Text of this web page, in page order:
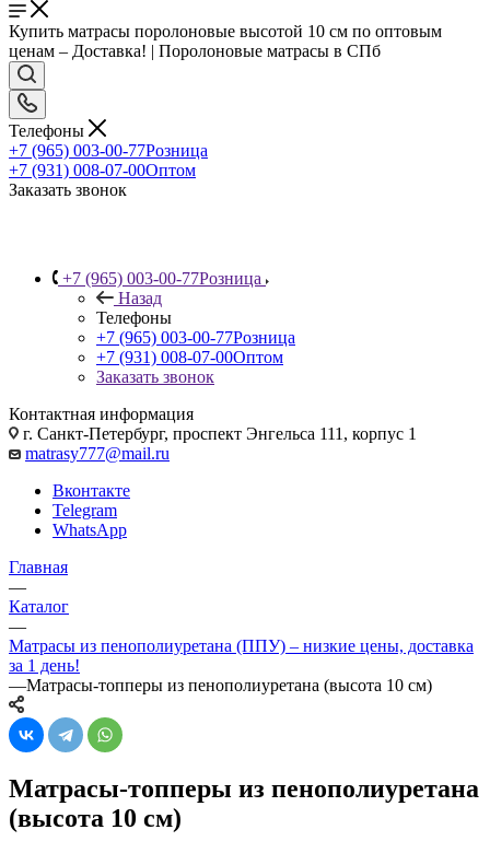
Купить матрасы поролоновые высотой 10 см по оптовым
ценам – Доставка! | Поролоновые матрасы в СПб
Телефоны
+7 (965) 003-00-77Розница
+7 (931) 008-07-00Оптом
Заказать звонок
+7 (965) 003-00-77Розница
Назад
Телефоны
+7 (965) 003-00-77Розница
+7 (931) 008-07-00Оптом
Заказать звонок
Контактная информация
г. Санкт-Петербург, проспект Энгельса 111, корпус 1
matrasy777@mail.ru
Вконтакте
Telegram
WhatsApp
Главная
—
Каталог
—
Матрасы из пенополиуретана (ППУ) – низкие цены, доставка
за 1 день!
—Матрасы-топперы из пенополиуретана (высота 10 см)
Матрасы-топперы из пенополиуретана
(высота 10 см)